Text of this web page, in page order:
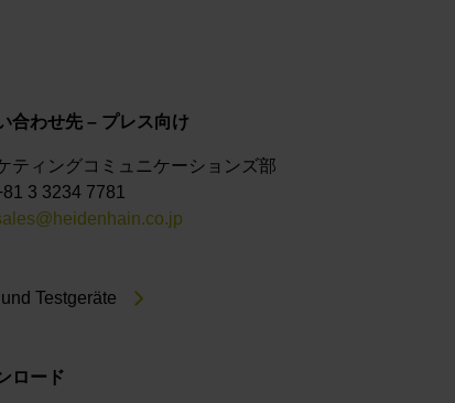
合わせ先 – プレス向け
ティングコミュニケーションズ部
3 3234 7781
Testgeräte
ロード